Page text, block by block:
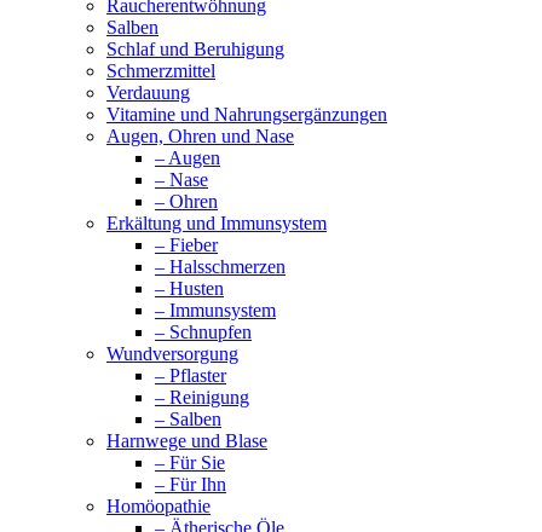
Raucherentwöhnung
Salben
Schlaf und Beruhigung
Schmerzmittel
Verdauung
Vitamine und Nahrungsergänzungen
Augen, Ohren und Nase
– Augen
– Nase
– Ohren
Erkältung und Immunsystem
– Fieber
– Halsschmerzen
– Husten
– Immunsystem
– Schnupfen
Wundversorgung
– Pflaster
– Reinigung
– Salben
Harnwege und Blase
– Für Sie
– Für Ihn
Homöopathie
– Ätherische Öle